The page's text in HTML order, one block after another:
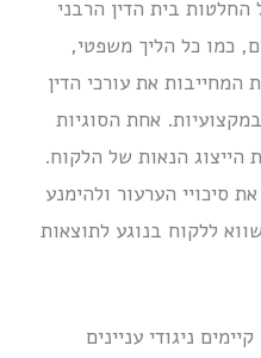
החלטות בית הדין הרבני
כמו כל הליך משפטי,
המחייבות את עורכי הדין
אחת הסוגיות
הייצוג הנאות של הלקוח.
סיכויי הערעור ולהימנע
ללקוח בנוגע לתוצאות
ניגודי עניינים